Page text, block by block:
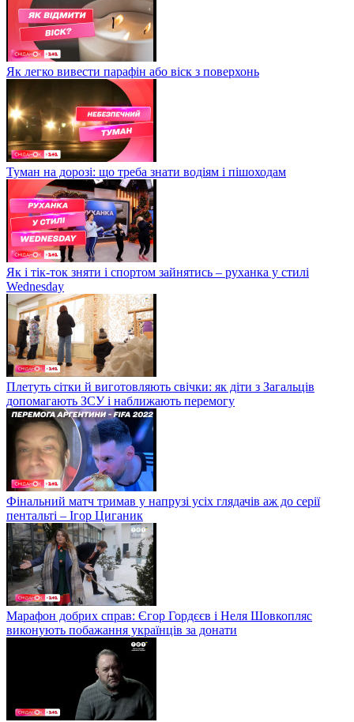
Як легко вивести парафін або віск з поверхонь
Туман на дорозі: що треба знати водіям і пішоходам
Як і тік-ток зняти і спортом зайнятись – руханка у стилі
Wednesday
Плетуть сітки й виготовляють свічки: як діти з Загальців
допомагають ЗСУ і наближають перемогу
Фінальний матч тримав у напрузі усіх глядачів аж до серії
пентальті – Ігор Циганик
Марафон добрих справ: Єгор Гордєєв і Неля Шовкопляс
виконують побажання українців за донати